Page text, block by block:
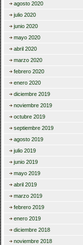
agosto 2020
julio 2020
junio 2020
mayo 2020
abril 2020
marzo 2020
febrero 2020
enero 2020
diciembre 2019
noviembre 2019
octubre 2019
septiembre 2019
agosto 2019
julio 2019
junio 2019
mayo 2019
abril 2019
marzo 2019
febrero 2019
enero 2019
diciembre 2018
noviembre 2018